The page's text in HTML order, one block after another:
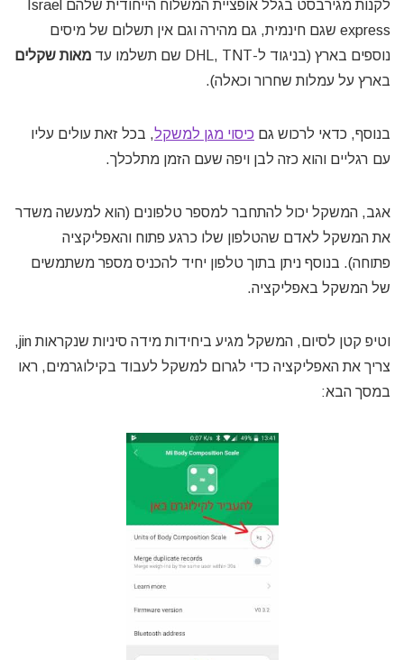
לקנות מגירבסט בגלל אופציית המשלוח הייחודית שלהם Israel
express שגם חינמית, גם מהירה וגם אין תשלום של מיסים
נוספים בארץ (בניגוד ל-DHL, TNT שם תשלמו עד
מאות שקלים
בארץ על עמלות שחרור וכאלה).
בנוסף, כדאי לרכוש גם כיסוי מגן למשקל, בכל זאת עולים עליו
עם רגליים והוא כזה לבן ויפה שעם הזמן מתלכלך.
אגב, המשקל יכול להתחבר למספר טלפונים (הוא למעשה משדר
את המשקל לאדם שהטלפון שלו כרגע פתוח והאפליקציה
פתוחה). בנוסף ניתן בתוך טלפון יחיד להכניס מספר משתמשים
של המשקל באפליקציה.
וטיפ קטן לסיום, המשקל מגיע ביחידות מידה סיניות שנקראות jin,
צריך את האפליקציה כדי לגרום למשקל לעבוד בקילוגרמים, ראו
במסך הבא: